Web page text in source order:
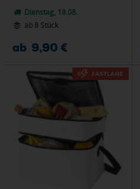
Dienstag, 18.08.
ab 8 Stück
ab 9,90 €